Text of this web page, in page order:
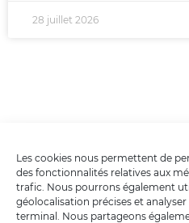
Les cookies nous permettent de
des fonctionnalités relatives aux
trafic. Nous pourrons également
géolocalisation précises et
terminal. Nous partageons
28 juillet 2026